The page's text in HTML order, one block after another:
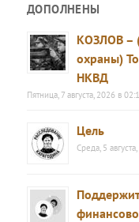
ДОПОЛНЕНЫ
КОЗЛОВ –
охраны)
НКВД
Пятница, 7 августа, 2026 в
Цель
Среда, 5
финансово